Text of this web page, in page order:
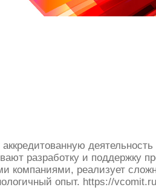
разработку и поддержку
компаниями, реализует
опыт. https://